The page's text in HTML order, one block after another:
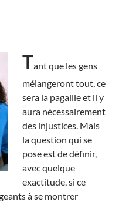
Tant que les gens
mélangeront tout, ce
sera la pagaille et il y
aura nécessairement
des injustices. Mais
la question qui se
pose est de définir,
avec quelque
exactitude, si ce
à se montrer